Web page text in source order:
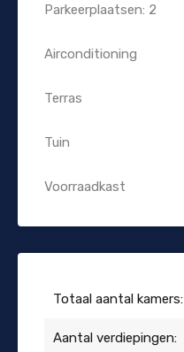
Parkeerplaatsen: 2
Airconditioning
Terras
Tuin
Voorraadkast
Totaal aantal kamers:
Aantal verdiepingen: